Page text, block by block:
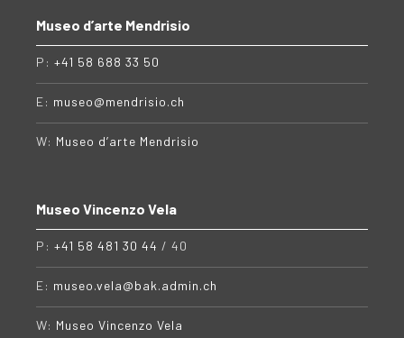
Museo d’arte Mendrisio
P: +41 58 688 33 50
E: museo@mendrisio.ch
W: Museo d’arte Mendrisio
Museo Vincenzo Vela
P: +41 58 481 30 44 / 40
E: museo.vela@bak.admin.ch
W: Museo Vincenzo Vela